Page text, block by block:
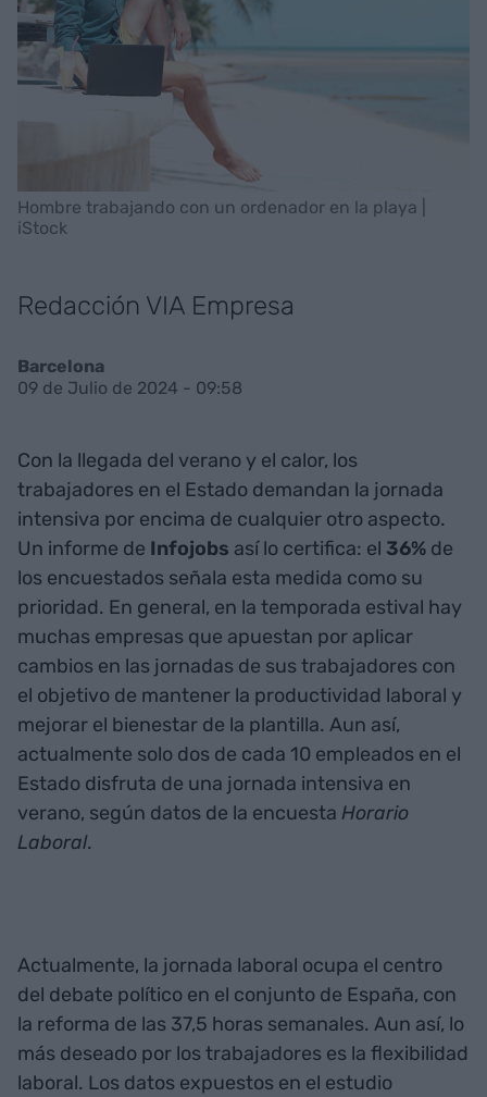
Hombre trabajando con un ordenador en la playa |
iStock
Redacción VIA Empresa
Barcelona
09 de Julio de 2024 - 09:58
Con la llegada del verano y el calor, los
trabajadores en el Estado demandan la jornada
intensiva por encima de cualquier otro aspecto.
Un informe de Infojobs así lo certifica: el 36% de
los encuestados señala esta medida como su
prioridad. En general, en la temporada estival hay
muchas empresas que apuestan por aplicar
cambios en las jornadas de sus trabajadores con
el objetivo de mantener la productividad laboral y
mejorar el bienestar de la plantilla. Aun así,
actualmente solo dos de cada 10 empleados en el
Estado disfruta de una jornada intensiva en
verano, según datos de la encuesta Horario
Laboral.
Actualmente, la jornada laboral ocupa el centro
del debate político en el conjunto de España, con
la reforma de las 37,5 horas semanales. Aun así, lo
más deseado por los trabajadores es la flexibilidad
laboral. Los datos expuestos en el estudio